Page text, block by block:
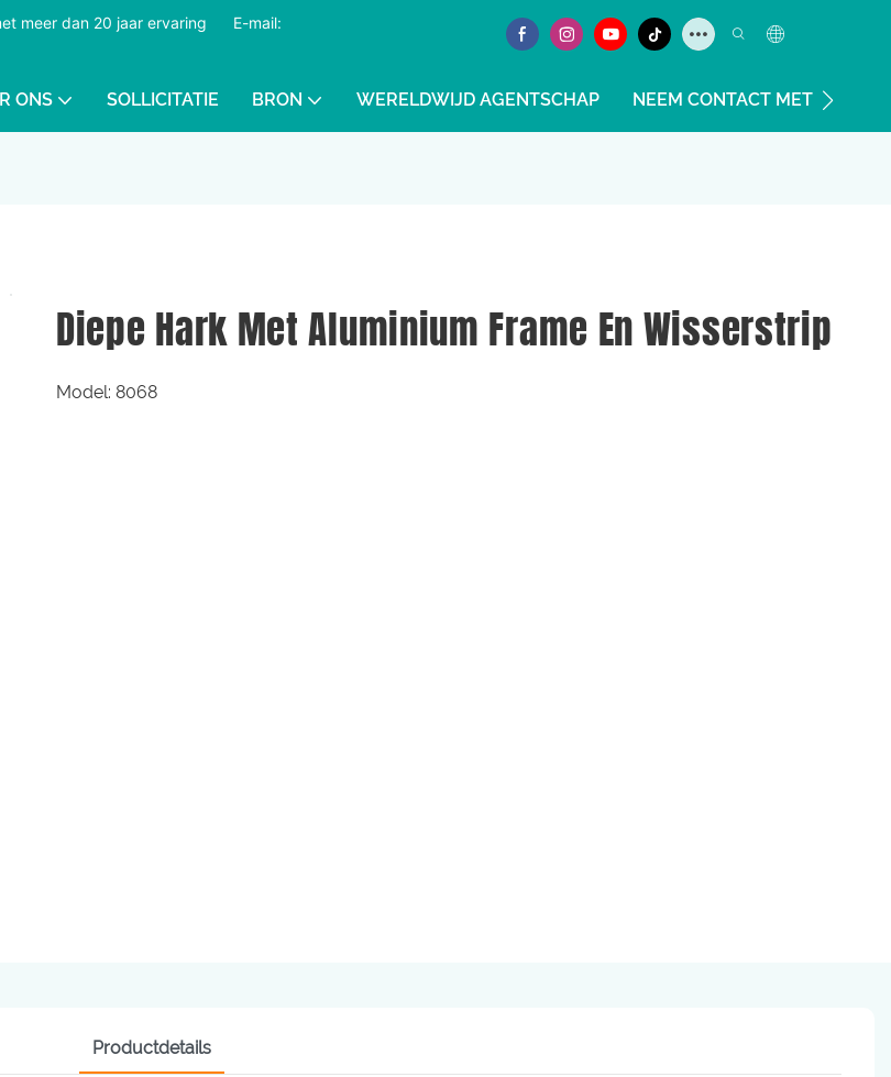
meer dan 20 jaar ervaring
E-mail:
ONS SOLLICITATIE BRON WERELDWIJD AGENTSCHAP NEEM CONTACT MET ONS OP
Diepe Hark Met Aluminium Frame En Wisserstrip
Model: 8068
Productdetails